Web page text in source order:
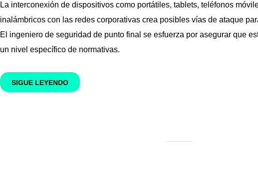
La interconexión de dispositivos como portátiles, tablets, teléfonos
inalámbricos con las redes corporativas crea posibles vías de ataque
El ingeniero de seguridad de punto final se esfuerza por asegurar que
un nivel específico de normativas.
SIGUE LEYENDO